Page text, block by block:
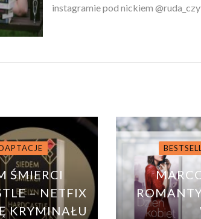
instagramie pod nickiem
ŚMIERCI
– NETFIX
KRYMINAŁU